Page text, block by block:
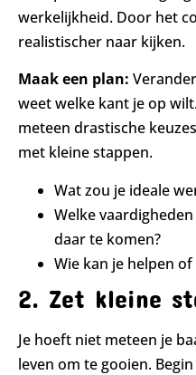
werkelijkheid. Door het
realistischer naar kijken.
Maak een plan:
weet welke kant je op
meteen drastische
met kleine stappen.
Wat zou je ideale
Welke
daar te komen?
Wie kan je helpen
2. Zet kleine
Je hoeft niet meteen je
leven om te gooien.